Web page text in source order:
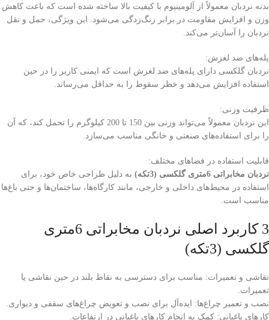
بدنه نردبان معمولاً از آلومینیوم با کیفیت بالا ساخته شده است که باعث کاهش
وزن و افزایش مقاومت در برابر زنگ‌زدگی می‌شود. این ویژگی، حمل و نقل
نردبان را آسان‌تر می‌کند.
پله‌های ضد لغزش:
نردبان گلکسی دارای پله‌های ضد لغزش است که ایمنی کاربر را در حین
استفاده افزایش می‌دهد و خطر سقوط را به حداقل می‌رساند.
ظرفیت وزنی:
این نردبان معمولاً می‌تواند وزنی بین 150 تا 200 کیلوگرم را تحمل کند، که آن
را برای استفاده‌های صنعتی و خانگی مناسب می‌سازد.
قابلیت استفاده در فضاهای مختلف:
نردبان مخابراتی 6متری گلکسی (3تکه)
به دلیل طراحی خاص خود، برای
استفاده در محیط‌های داخلی و خارجی، مانند کارگاه‌ها، ساختمان‌ها و حتی باغ‌ها
مناسب است.
3 کاربرد اصلی نردبان مخابراتی 6متری
گلکسی (3تکه)
نقاشی و تعمیرات: مناسب برای دسترسی به نقاط بلند در حین نقاشی یا
تعمیرات.
نصب و تعمیر چراغ‌ها: ایده‌آل برای نصب و تعویض چراغ‌های سقفی و دیواری.
کارهای باغبانی: کمک به انجام کارهای باغبانی در ارتفاعات.